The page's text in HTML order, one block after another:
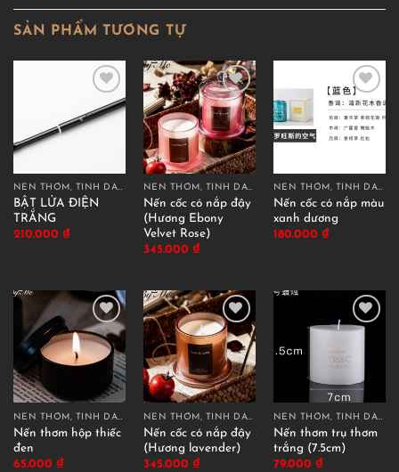
SẢN PHẨM TƯƠNG TỰ
NẾN THƠM, TINH DẦU THƠM
BẬT LỬA ĐIỆN
TRẮNG
210.000 ₫
NẾN THƠM, TINH DẦU THƠM
Nến cốc có nắp đậy
(Hương Ebony
Velvet Rose)
345.000 ₫
NẾN THƠM, TINH DẦU THƠM
Nến cốc có nắp màu
xanh dương
180.000 ₫
NẾN THƠM, TINH DẦU THƠM
Nến thơm hộp thiếc
đen
65.000 ₫
NẾN THƠM, TINH DẦU THƠM
Nến cốc có nắp đậy
(Hương lavender)
345.000 ₫
NẾN THƠM, TINH DẦU THƠM
Nến thơm trụ thơm
trắng (7.5cm)
79.000 ₫